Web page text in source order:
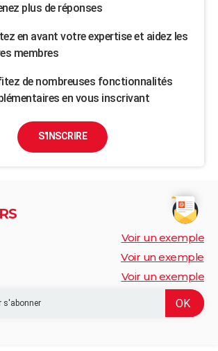
plus de réponses
en avant votre expertise et aidez les
membres
de nombreuses fonctionnalités
en vous inscrivant
S'INSCRIRE
Voir un exemple
Voir un exemple
Voir un exemple